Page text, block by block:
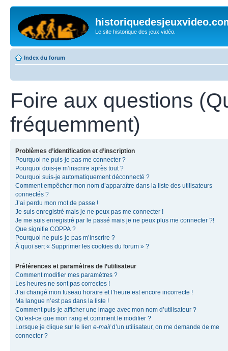
Le site historique des jeux vidéo.
Index du forum
Foire aux questions
fréquemment)
Problèmes d’identification et d’inscription
Pourquoi ne puis-je pas me connecter ?
Pourquoi dois-je m’inscrire après tout ?
Pourquoi suis-je automatiquement déconnecté ?
Comment empêcher mon nom d’apparaître dans la liste des utilisateurs
connectés ?
J’ai perdu mon mot de passe !
Je suis enregistré mais je ne peux pas me connecter !
Je me suis enregistré par le passé mais je ne peux plus me connecter ?!
Que signifie COPPA ?
Pourquoi ne puis-je pas m’inscrire ?
À quoi sert « Supprimer les cookies du forum » ?
Préférences et paramètres de l’utilisateur
Comment modifier mes paramètres ?
Les heures ne sont pas correctes !
J’ai changé mon fuseau horaire et l’heure est encore incorrecte !
Ma langue n’est pas dans la liste !
Comment puis-je afficher une image avec mon nom d’utilisateur ?
Qu’est-ce que mon rang et comment le modifier ?
Lorsque je clique sur le lien e-mail d’un utilisateur, on me demande de me
connecter ?